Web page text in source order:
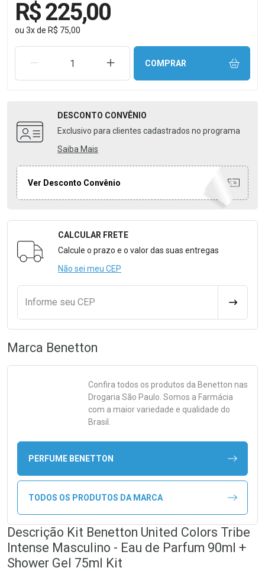
R$ 225,00
ou 3xde R$ 75,00
REMOVER UMA UNIDADEAUMENTAR UMA UNIDADE
COMPRAR
DESCONTO CONVÊNIO
Exclusivo para clientes cadastrados no programa
Saiba Mais
Ver Desconto Convênio
Formulário para Calcular o Frete
CALCULAR FRETE
Calcule o prazo e o valor das suas entregas
Não sei meu CEP
Informe seu CEP
Marca Benetton
Confira todos os produtos da Benetton nas
Drogaria São Paulo. Somos a Farmácia
com a maior variedade e qualidade do
Brasil.
PERFUME BENETTON
TODOS OS PRODUTOS DA MARCA
Descrição Kit Benetton United Colors Tribe
Intense Masculino - Eau de Parfum 90ml +
Shower Gel 75ml Kit